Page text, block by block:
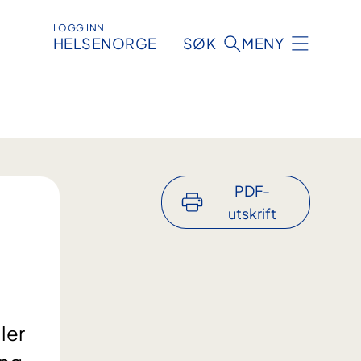
LOGG INN
HELSENORGE SØK MENY
PDF-
utskrift